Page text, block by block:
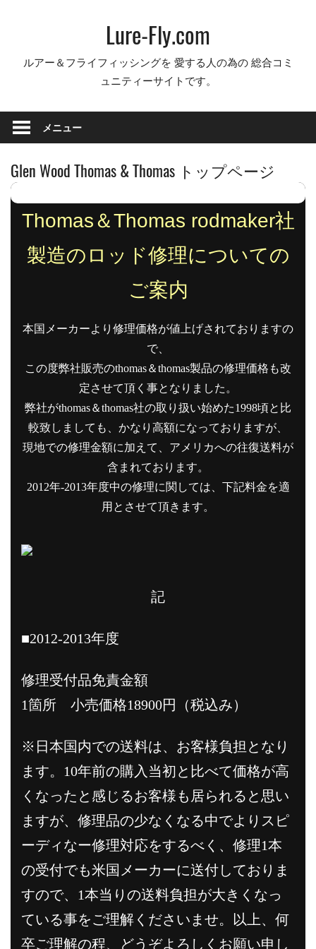
Lure-Fly.com
ルアー＆フライフィッシングを 愛する人の為の 総合コミ
ュニティーサイトです。
メニュー
Glen Wood Thomas & Thomas トップページ
Thomas＆Thomas rodmaker社
製造のロッド修理についての
ご案内
本国メーカーより修理価格が値上げされておりますの
で、
この度弊社販売のthomas＆thomas製品の修理価格も改
定させて頂く事となりました。
弊社がthomas＆thomas社の取り扱い始めた1998頃と比
較致しましても、かなり高額になっておりますが、
現地での修理金額に加えて、アメリカへの往復送料が
含まれております。
2012年-2013年度中の修理に関しては、下記料金を適
用とさせて頂きます。
記
■2012-2013年度
修理受付品免責金額
1箇所 小売価格18900円（税込み）
※日本国内での送料は、お客様負担となり
ます。10年前の購入当初と比べて価格が高
くなったと感じるお客様も居られると思い
ますが、修理品の少なくなる中でよりスピ
ーディなー修理対応をするべく、修理1本
の受付でも米国メーカーに送付しておりま
すので、1本当りの送料負担が大きくなっ
ている事をご理解くださいませ。以上、何
卒ご理解の程、どうぞよろしくお願い申し